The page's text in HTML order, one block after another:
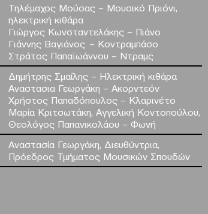
Τηλέμαχος Μούσας – Μουσικό Πριόνι,
ηλεκτρική κιθάρα
Γιώργος Κωνσταντελάκης – Πιάνο
Γιάννης Βαγιάνος – Κοντραμπάσο
Στράτος Παπαϊωάννου – Ντραμς
Δημήτρης Σμαίλης – Hλεκτρική κιθάρα
Αναστασια Γεωργάκη – Aκορντεόν
Χρήστος Παπαδόπουλος – Kλαρινέτο
Μαρία Κριτσωτάκη, Αγγελική Κοντοπούλου,
Θεολόγος Παπανικολάου – Φωνή
Αναστασία Γεωργάκη, Διευθύντρια,
Πρόεδρος Τμήματος Μουσικών Σπουδών